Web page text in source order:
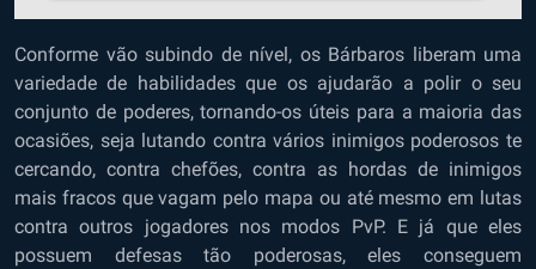
Conforme vão subindo de nível, os Bárbaros liberam uma
variedade de habilidades que os ajudarão a polir o seu
conjunto de poderes, tornando-os úteis para a maioria das
ocasiões, seja lutando contra vários inimigos poderosos te
cercando, contra chefões, contra as hordas de inimigos
mais fracos que vagam pelo mapa ou até mesmo em lutas
contra outros jogadores nos modos PvP. E já que eles
possuem defesas tão poderosas, eles conseguem